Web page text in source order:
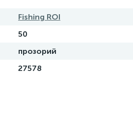
Fishing ROI
50
прозорий
27578